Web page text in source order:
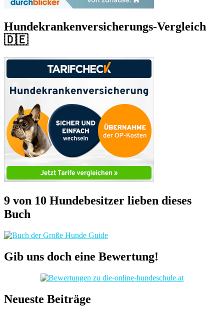
Hundekrankenversicherungs-Vergleich
🇩🇪
9 von 10 Hundebesitzer lieben dieses
Buch
Gib uns doch eine Bewertung!
Neueste Beiträge